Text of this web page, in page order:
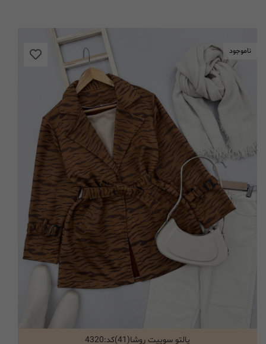
ناموجود
انتخاب گزینه ها
پالتو سوییت روشا(41)کد:4320